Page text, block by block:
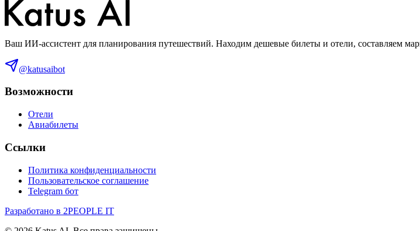
Ваш ИИ-ассистент для планирования путешествий. Находим дешевые билеты и отели, составляем
@katusaibot
Возможности
Отели
Авиабилеты
Ссылки
Политика конфиденциальности
Пользовательское соглашение
Telegram бот
Разработано в 2PEOPLE IT